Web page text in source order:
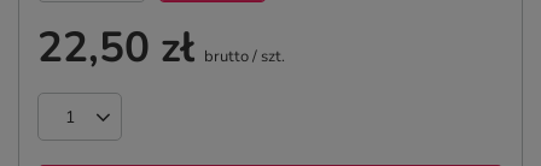
22,50 zł brutto/ szt.